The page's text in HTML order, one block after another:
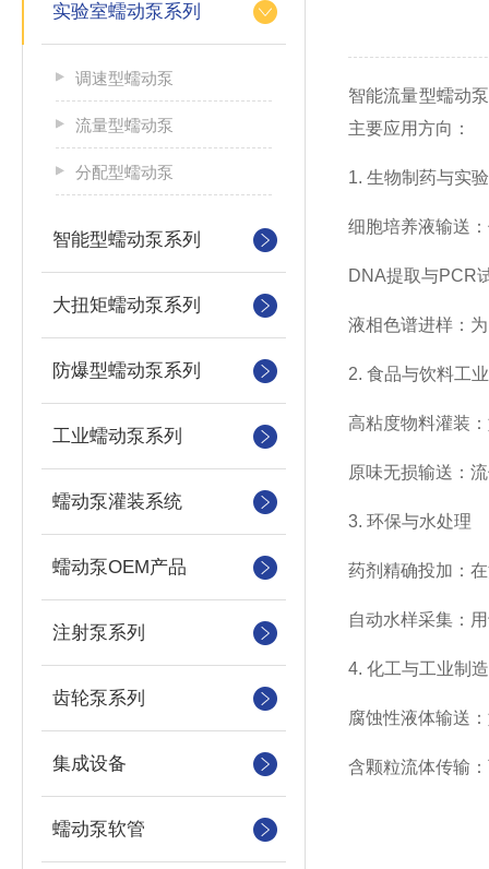
实验室蠕动泵系列
调速型蠕动泵
流量型蠕动泵
分配型蠕动泵
智能型蠕动泵系列
大扭矩蠕动泵系列
防爆型蠕动泵系列
工业蠕动泵系列
蠕动泵灌装系统
蠕动泵OEM产品
注射泵系列
齿轮泵系列
集成设备
蠕动泵软管
智能流量型蠕动
主要应用方向：
1. ‌生物制药与实
细胞培养液输送‌
‌DNA提取与PCR
液相色谱进样‌：
2. ‌食品与饮料工业‌
高粘度物料灌装‌
原味无损输送‌：
3. ‌环保与水处理‌
药剂精确投加‌：
自动水样采集‌：
4. ‌化工与工业制造‌
腐蚀性液体输送‌
含颗粒流体传输‌